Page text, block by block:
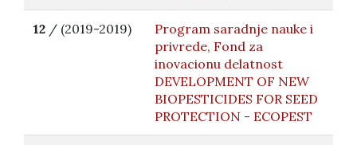
12 / (2019-2019)
Program saradnje nauke i
privrede, Fond za
inovacionu delatnost
DEVELOPMENT OF NEW
BIOPESTICIDES FOR SEED
PROTECTION - ECOPEST